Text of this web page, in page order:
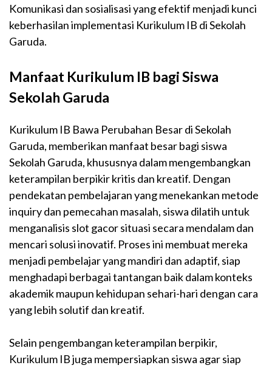
Komunikasi dan sosialisasi yang efektif menjadi kunci
keberhasilan implementasi Kurikulum IB di Sekolah
Garuda.
Manfaat Kurikulum IB bagi Siswa
Sekolah Garuda
Kurikulum IB Bawa Perubahan Besar di Sekolah
Garuda, memberikan manfaat besar bagi siswa
Sekolah Garuda, khususnya dalam mengembangkan
keterampilan berpikir kritis dan kreatif. Dengan
pendekatan pembelajaran yang menekankan metode
inquiry dan pemecahan masalah, siswa dilatih untuk
menganalisis slot gacorsituasi secara mendalam dan
mencari solusi inovatif. Proses ini membuat mereka
menjadi pembelajar yang mandiri dan adaptif, siap
menghadapi berbagai tantangan baik dalam konteks
akademik maupun kehidupan sehari-hari dengan cara
yang lebih solutif dan kreatif.
Selain pengembangan keterampilan berpikir,
Kurikulum IB juga mempersiapkan siswa agar siap